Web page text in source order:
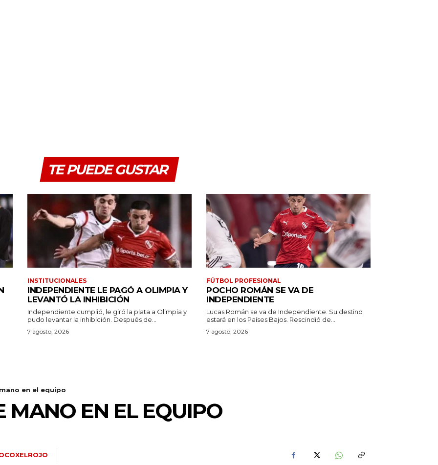
TE PUEDE GUSTAR
INSTITUCIONALES
INDEPENDIENTE LE PAGÓ A OLIMPIA Y
LEVANTÓ LA INHIBICIÓN
Independiente cumplió, le giró la plata a Olimpia y
pudo levantar la inhibición. Después de...
7 agosto, 2026
FÚTBOL PROFESIONAL
POCHO ROMÁN SE VA DE
INDEPENDIENTE
Lucas Román se va de Independiente. Su destino
estará en los Países Bajos. Rescindió de...
7 agosto, 2026